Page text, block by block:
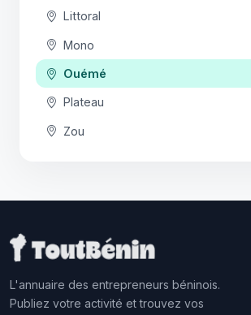
Littoral
Mono
Ouémé
Plateau
Zou
L'annuaire des entrepreneurs béninois.
Publiez votre activité et trouvez vos